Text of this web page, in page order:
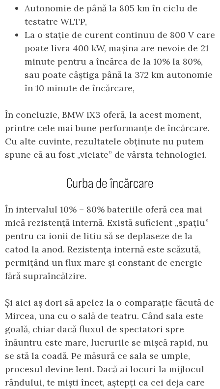
Autonomie de până la 805 km în ciclu de
testatre WLTP,
La o stație de curent continuu de 800 V care
poate livra 400 kW, mașina are nevoie de 21
minute pentru a încărca de la 10% la 80%,
sau poate câștiga până la 372 km autonomie
în 10 minute de încărcare,
În concluzie, BMW iX3 oferă, la acest moment,
printre cele mai bune performanțe de încărcare.
Cu alte cuvinte, rezultatele obținute nu putem
spune că au fost „viciate” de vârsta tehnologiei.
Curba de încărcare
În intervalul 10% – 80% bateriile oferă cea mai
mică rezistență internă. Există suficient „spațiu”
pentru ca ionii de litiu să se deplaseze de la
catod la anod. Rezistența internă este scăzută,
permițând un flux mare și constant de energie
fără supraîncălzire.
Și aici aș dori să apelez la o comparație făcută de
Mircea, una cu o sală de teatru. Când sala este
goală, chiar dacă fluxul de spectatori spre
înăuntru este mare, lucrurile se mișcă rapid, nu
se stă la coadă. Pe măsură ce sala se umple,
procesul devine lent. Dacă ai locuri la mijlocul
rândului, te miști încet, aștepți ca cei deja care